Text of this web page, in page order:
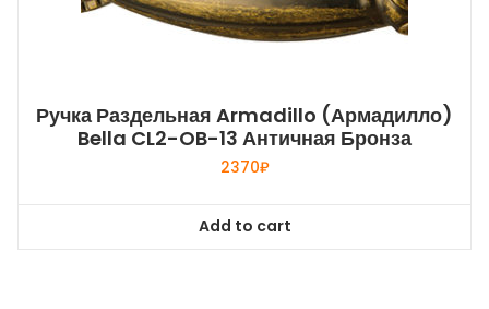
Ручка Раздельная Armadillo (Армадилло)
Bella CL2-OB-13 Античная Бронза
2370₽
Add to cart